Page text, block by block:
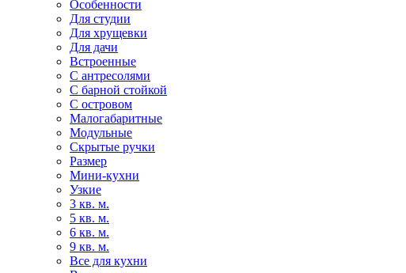
Особенности
Для студии
Для хрущевки
Для дачи
Встроенные
С антресолями
С барной стойкой
С островом
Малогабаритные
Модульные
Скрытые ручки
Размер
Мини-кухни
Узкие
3 кв. м.
5 кв. м.
6 кв. м.
9 кв. м.
Все для кухни